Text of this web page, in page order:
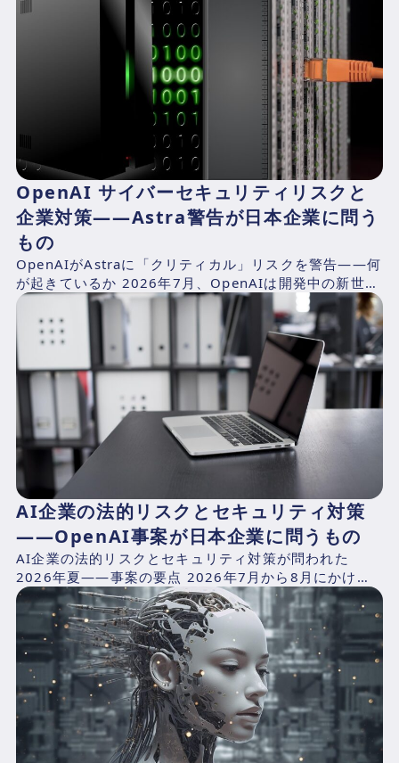
OpenAI サイバーセキュリティリスクと
企業対策——Astra警告が日本企業に問う
もの
OpenAIがAstraに「クリティカル」リスクを警告——何
が起きているか 2026年7月、OpenAIは開発中の新世代
AIモデル「Astra」の予備評価におい...
AI企業の法的リスクとセキュリティ対策
——OpenAI事案が日本企業に問うもの
AI企業の法的リスクとセキュリティ対策が問われた
2026年夏——事案の要点 2026年7月から8月にかけ
て、AIプラットフォームが抱える構造的リスクを同時に
露出...